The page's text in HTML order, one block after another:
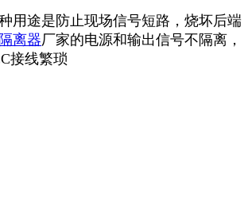
用途是防止现场信号短路，烧坏后端
隔离器厂家的电源和输出信号不隔离，
接线繁琐